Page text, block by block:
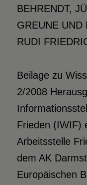
BEHRENDT,
GREUNE UND
RUDI
Beilage zu
2/2008
Frieden (IWIF)
Arbeitsstelle
dem AK
Europäischen